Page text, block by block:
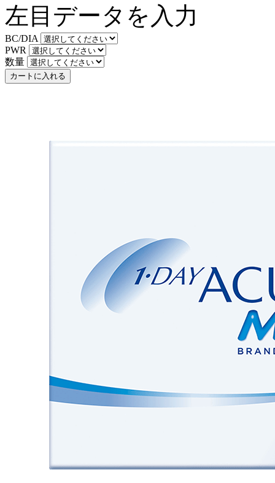
左目データを入力
BC/DIA
PWR
数量
カートに入れる